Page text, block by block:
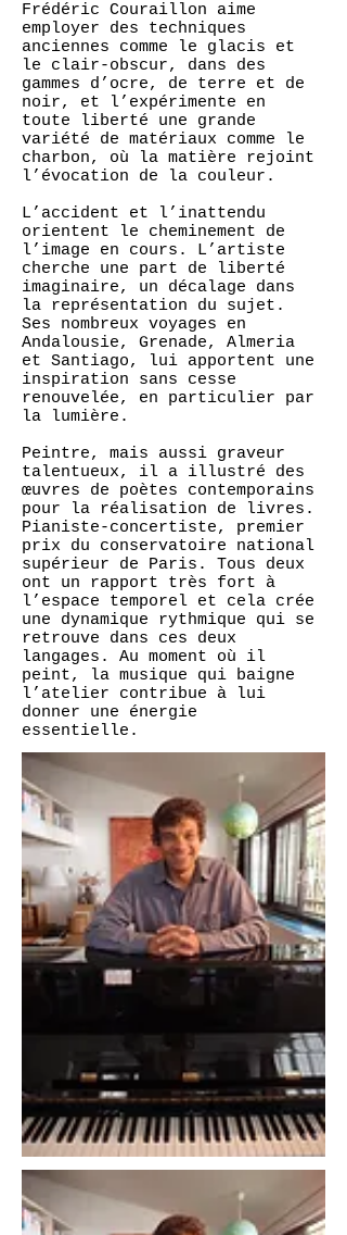
Frédéric Couraillon aime
employer des techniques
anciennes comme le glacis et
le clair-obscur, dans des
gammes d’ocre, de terre et de
noir, et l’expérimente en
toute liberté une grande
variété de matériaux comme le
charbon, où la matière rejoint
l’évocation de la couleur.
L’accident et l’inattendu
orientent le cheminement de
l’image en cours. L’artiste
cherche une part de liberté
imaginaire, un décalage dans
la représentation du sujet.
Ses nombreux voyages en
Andalousie, Grenade, Almeria
et Santiago, lui apportent une
inspiration sans cesse
renouvelée, en particulier par
la lumière.
Peintre, mais aussi graveur
talentueux, il a illustré des
œuvres de poètes contemporains
pour la réalisation de livres.
Pianiste-concertiste, premier
prix du conservatoire national
supérieur de Paris. Tous deux
ont un rapport très fort à
l’espace temporel et cela crée
une dynamique rythmique qui se
retrouve dans ces deux
langages. Au moment où il
peint, la musique qui baigne
l’atelier contribue à lui
donner une énergie
essentielle.